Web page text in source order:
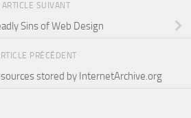
ARTICLE SUIVANT
Sins of Web Design
PRÉCÉDENT
stored by InternetArchive.org